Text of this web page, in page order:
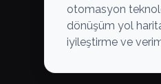
otomasyon
dönüşüm yol
iyileştirme ve